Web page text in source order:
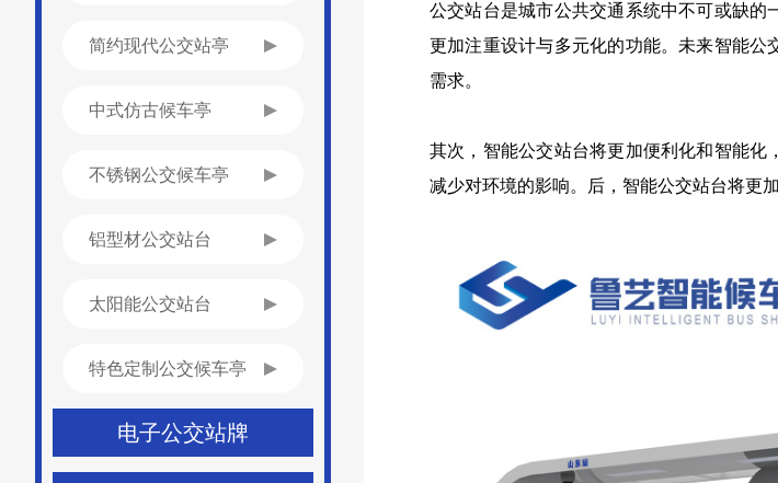
简约现代公交站亭
中式仿古候车亭
不锈钢公交候车亭
铝型材公交站台
太阳能公交站台
特色定制公交候车亭
电子公交站牌
公交站台是城市公共交通系统中不可或缺
更加注重设计与多元化的功能。未来智能
需求。
其次，智能公交站台将更加便利化和智能化
减少对环境的影响。后，智能公交站台将更